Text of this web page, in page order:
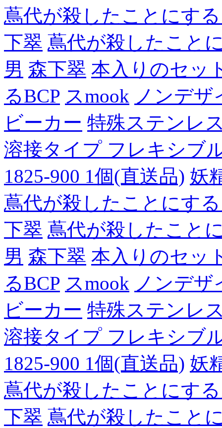
蔦代が殺したことにす
下翠 蔦代が殺したこと
男 森下翠 本入りのセッ
るBCP スmook ノンデザ
ビーカー 特殊ステンレ
溶接タイプ フレキシブ
1825-900 1個(直送品) 妖
蔦代が殺したことにす
下翠 蔦代が殺したこと
男 森下翠 本入りのセッ
るBCP スmook ノンデザ
ビーカー 特殊ステンレ
溶接タイプ フレキシブ
1825-900 1個(直送品) 妖
蔦代が殺したことにす
下翠 蔦代が殺したこと